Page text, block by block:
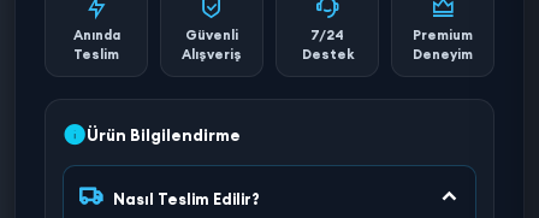
Anında
Teslim
Güvenli
Alışveriş
7/24
Destek
Premium
Deneyim
Ürün Bilgilendirme
Nasıl Teslim Edilir?